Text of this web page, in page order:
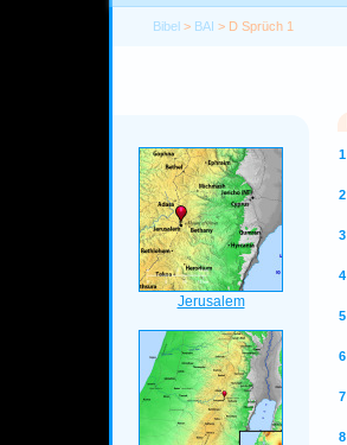
Bibel > BAI > D Sprüch 1
1
2
3
4
5
6
7
8